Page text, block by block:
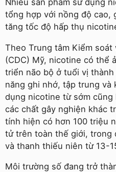
Nhiều sản phẩm sử dụng
tổng hợp với nồng độ cao,
tăng tốc độ hấp thụ
Theo Trung tâm Kiểm
(CDC) Mỹ, nicotine có thể
triển não bộ ở tuổi vị
năng ghi nhớ, tập trung và
dụng nicotine từ sớm
các chất gây nghiện khác
tính hiện có hơn 100 triệu
tử trên toàn thế giới, trong
và thanh thiếu niên từ 13-
Môi trường số đang trở